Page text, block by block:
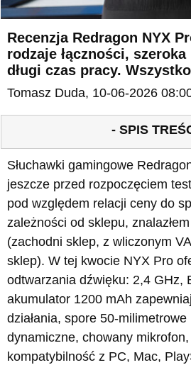
Recenzja Redragon NYX
rodzaje łączności,
długi czas pracy. Wszystko
Tomasz Duda, 10-06-2026
- SPIS
Słuchawki gamingowe
jeszcze przed rozpoczęciem
pod względem relacji ceny do
zależności od sklepu,
(zachodni sklep, z wliczonym
sklep). W tej kwocie NYX Pro
odtwarzania dźwięku: 2,4 GHz,
akumulator 1200 mAh
działania, spore 50-
dynamiczne, chowany
kompatybilność z PC, Mac,